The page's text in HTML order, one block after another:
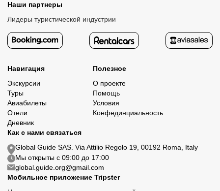
Наши партнеры
Лидеры туристической индустрии
Навигация
Экскурсии
Туры
Авиабилеты
Отели
Дневник
Полезное
О проекте
Помощь
Условия
Конфединциальность
Как с нами связаться
Global Guide SAS. Via Attilio Regolo 19, 00192 Roma, Italy
Мы открыты с 09:00 до 17:00
global.guide.org@gmail.com
Мобильное приложение Tripster